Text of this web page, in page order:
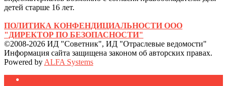
детей старше 16 лет.
ПОЛИТИКА КОНФЕНДИЦИАЛЬНОСТИ ООО
"ДИРЕКТОР ПО БЕЗОПАСНОСТИ"
©2008-2026 ИД "Советник", ИД "Отраслевые ведомости"
Информация сайта защищена законом об авторских правах.
Powered by ALFA Systems